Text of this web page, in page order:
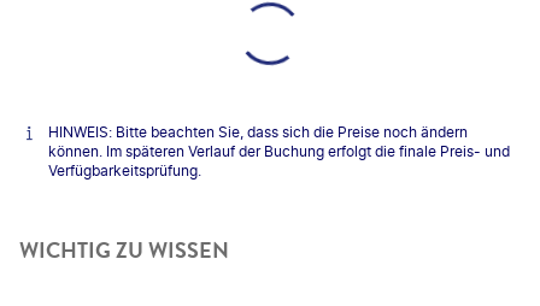
HINWEIS: Bitte beachten Sie, dass sich die Preise noch ändern
können. Im späteren Verlauf der Buchung erfolgt die finale Preis- und
Verfügbarkeitsprüfung.
WICHTIG ZU WISSEN